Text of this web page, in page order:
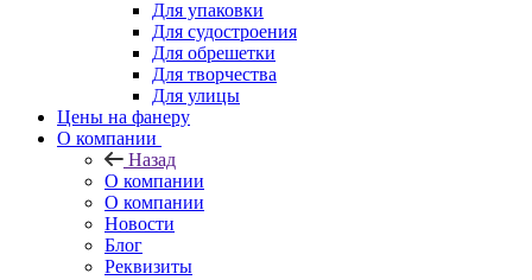
Для упаковки
Для судостроения
Для обрешетки
Для творчества
Для улицы
Цены на фанеру
О компании
Назад
О компании
О компании
Новости
Блог
Реквизиты